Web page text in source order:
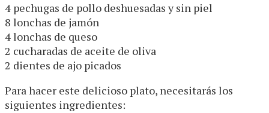
4 pechugas de pollo deshuesadas y sin piel
8 lonchas de jamón
4 lonchas de queso
2 cucharadas de aceite de oliva
2 dientes de ajo picados
Para hacer este delicioso plato, necesitarás los
siguientes ingredientes: